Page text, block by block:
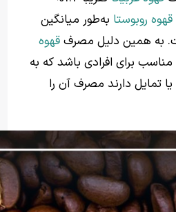
قهوه روبوستا به‌طور میانگین
قهوه
مناسب برای افرادی باشد که به
تمایل دارند مصرف آن را